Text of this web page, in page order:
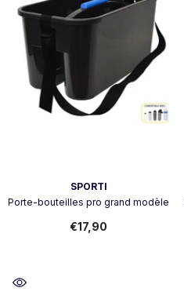
SPORTI
Porte-bouteilles pro grand modèle
€17,90